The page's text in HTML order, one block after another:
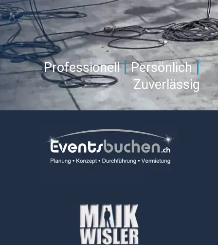
Professionell|Persönlich|
Zuverlässig